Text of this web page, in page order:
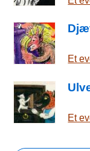
Et
Et